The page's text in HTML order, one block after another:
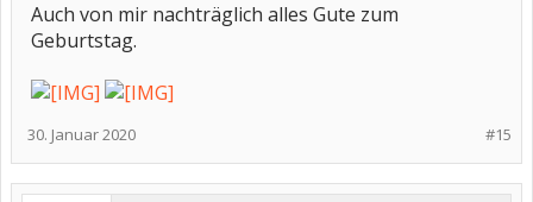
Auch von mir nachträglich alles Gute zum
Geburtstag.
#15
30. Januar 2020